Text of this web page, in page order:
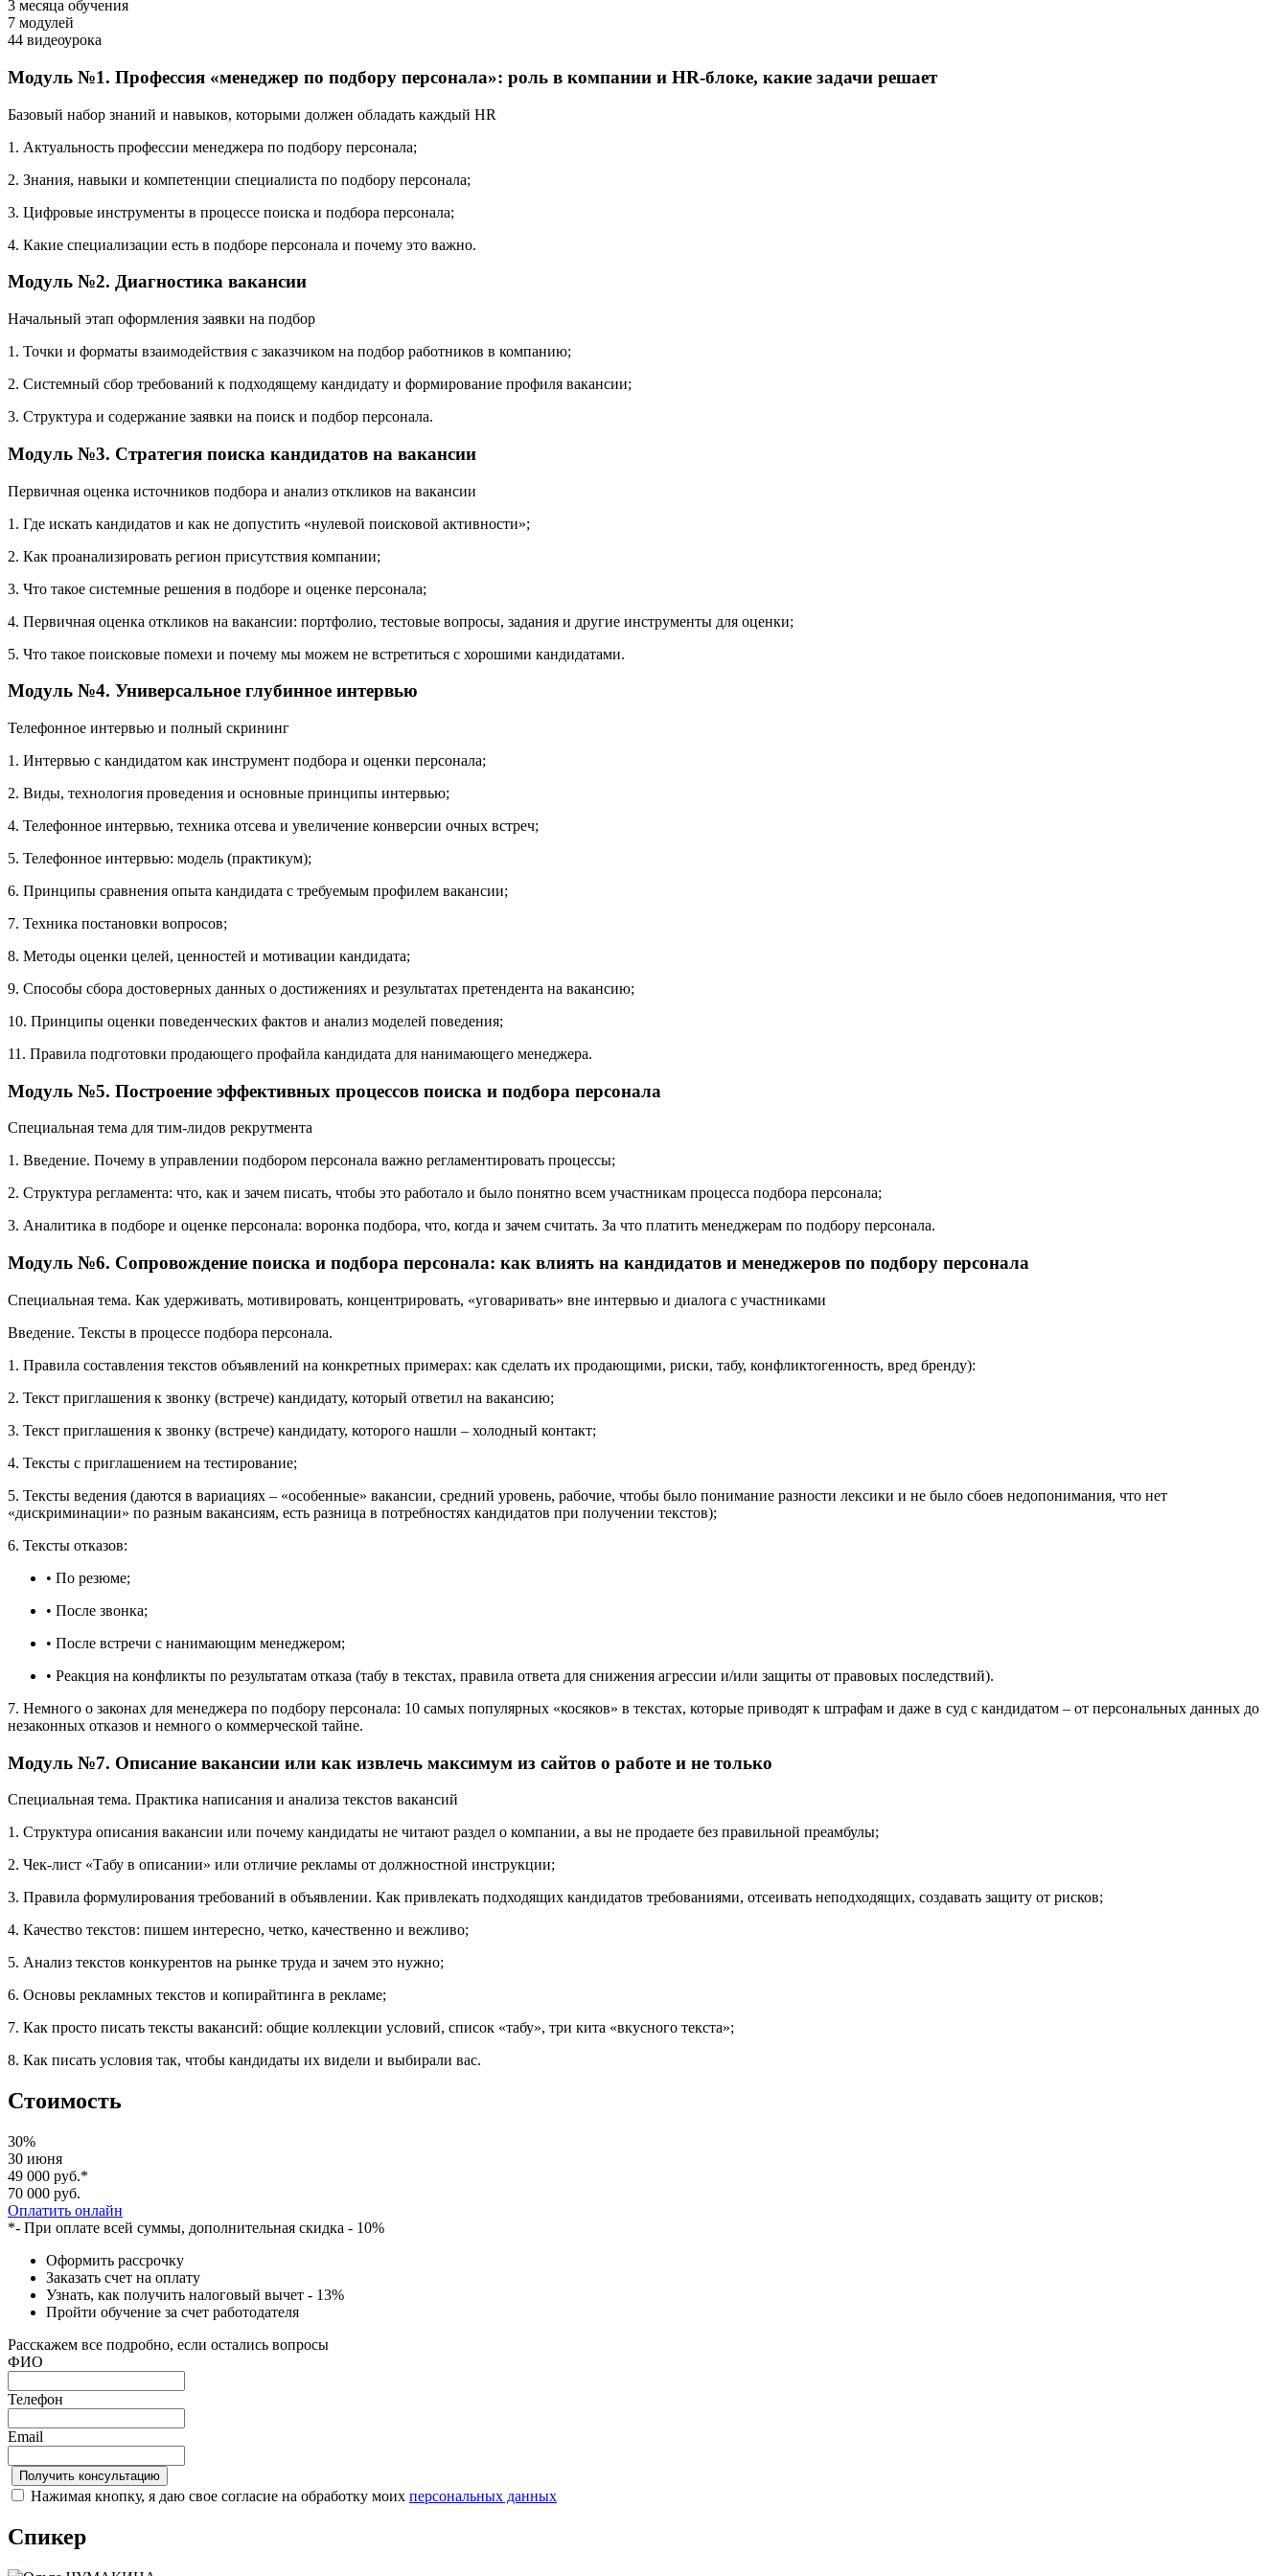
3 месяца обучения
7 модулей
44 видеоурока
Модуль №1. Профессия «менеджер по подбору персонала»: роль в компании и HR-блоке, какие задачи решает
Базовый набор знаний и навыков, которыми должен обладать каждый HR
1. Актуальность профессии менеджера по подбору персонала;
2. Знания, навыки и компетенции специалиста по подбору персонала;
3. Цифровые инструменты в процессе поиска и подбора персонала;
4. Какие специализации есть в подборе персонала и почему это важно.
Модуль №2. Диагностика вакансии
Начальный этап оформления заявки на подбор
1. Точки и форматы взаимодействия с заказчиком на подбор работников в компанию;
2. Системный сбор требований к подходящему кандидату и формирование профиля вакансии;
3. Структура и содержание заявки на поиск и подбор персонала.
Модуль №3. Стратегия поиска кандидатов на вакансии
Первичная оценка источников подбора и анализ откликов на вакансии
1. Где искать кандидатов и как не допустить «нулевой поисковой активности»;
2. Как проанализировать регион присутствия компании;
3. Что такое системные решения в подборе и оценке персонала;
4. Первичная оценка откликов на вакансии: портфолио, тестовые вопросы, задания и другие инструменты для оценки;
5. Что такое поисковые помехи и почему мы можем не встретиться с хорошими кандидатами.
Модуль №4. Универсальное глубинное интервью
Телефонное интервью и полный скрининг
1. Интервью с кандидатом как инструмент подбора и оценки персонала;
2. Виды, технология проведения и основные принципы интервью;
4. Телефонное интервью, техника отсева и увеличение конверсии очных встреч;
5. Телефонное интервью: модель (практикум);
6. Принципы сравнения опыта кандидата с требуемым профилем вакансии;
7. Техника постановки вопросов;
8. Методы оценки целей, ценностей и мотивации кандидата;
9. Способы сбора достоверных данных о достижениях и результатах претендента на вакансию;
10. Принципы оценки поведенческих фактов и анализ моделей поведения;
11. Правила подготовки продающего профайла кандидата для нанимающего менеджера.
Модуль №5. Построение эффективных процессов поиска и подбора персонала
Специальная тема для тим-лидов рекрутмента
1. Введение. Почему в управлении подбором персонала важно регламентировать процессы;
2. Структура регламента: что, как и зачем писать, чтобы это работало и было понятно всем участникам процесса подбора персонала;
3. Аналитика в подборе и оценке персонала: воронка подбора, что, когда и зачем считать. За что платить менеджерам по подбору персонала.
Модуль №6. Сопровождение поиска и подбора персонала: как влиять на кандидатов и менеджеров по подбору персонала
Специальная тема. Как удерживать, мотивировать, концентрировать, «уговаривать» вне интервью и диалога с участниками
Введение. Тексты в процессе подбора персонала.
1. Правила составления текстов объявлений на конкретных примерах: как сделать их продающими, риски, табу, конфликтогенность, вред бренду):
2. Текст приглашения к звонку (встрече) кандидату, который ответил на вакансию;
3. Текст приглашения к звонку (встрече) кандидату, которого нашли – холодный контакт;
4. Тексты с приглашением на тестирование;
5. Тексты ведения (даются в вариациях – «особенные» вакансии, средний уровень, рабочие, чтобы было понимание разности лексики и не было сбоев недопонимания, что нет
«дискриминации» по разным вакансиям, есть разница в потребностях кандидатов при получении текстов);
6. Тексты отказов:
• По резюме;
• После звонка;
• После встречи с нанимающим менеджером;
• Реакция на конфликты по результатам отказа (табу в текстах, правила ответа для снижения агрессии и/или защиты от правовых последствий).
7. Немного о законах для менеджера по подбору персонала: 10 самых популярных «косяков» в текстах, которые приводят к штрафам и даже в суд с кандидатом – от персональных данных до
незаконных отказов и немного о коммерческой тайне.
Модуль №7. Описание вакансии или как извлечь максимум из сайтов о работе и не только
Специальная тема. Практика написания и анализа текстов вакансий
1. Структура описания вакансии или почему кандидаты не читают раздел о компании, а вы не продаете без правильной преамбулы;
2. Чек-лист «Табу в описании» или отличие рекламы от должностной инструкции;
3. Правила формулирования требований в объявлении. Как привлекать подходящих кандидатов требованиями, отсеивать неподходящих, создавать защиту от рисков;
4. Качество текстов: пишем интересно, четко, качественно и вежливо;
5. Анализ текстов конкурентов на рынке труда и зачем это нужно;
6. Основы рекламных текстов и копирайтинга в рекламе;
7. Как просто писать тексты вакансий: общие коллекции условий, список «табу», три кита «вкусного текста»;
8. Как писать условия так, чтобы кандидаты их видели и выбирали вас.
Стоимость
30%
30 июня
49 000 руб.*
70 000 руб.
Оплатить онлайн
*- При оплате всей суммы, дополнительная скидка - 10%
Оформить рассрочку
Заказать счет на оплату
Узнать, как получить налоговый вычет - 13%
Пройти обучение за счет работодателя
Расскажем все подробно, если остались вопросы
ФИО
Телефон
Email
Нажимая кнопку, я даю свое согласие на обработку моих персональных данных
Спикер